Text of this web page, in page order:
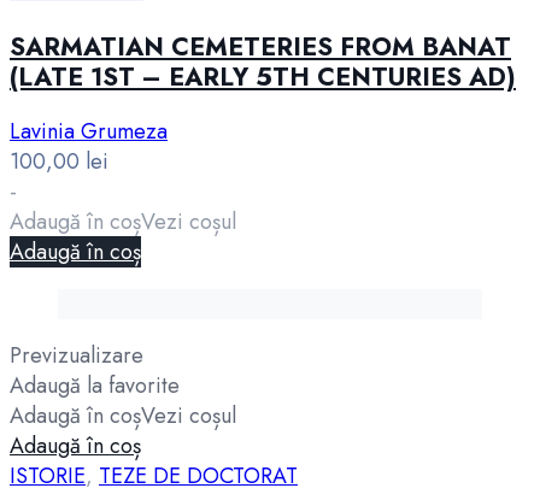
SARMATIAN CEMETERIES FROM BANAT
(LATE 1ST – EARLY 5TH CENTURIES AD)
Lavinia Grumeza
100,00 lei
-
Adaugă în coșVezi coșul
Adaugă în coș
Previzualizare
Adaugă la favorite
Adaugă în coșVezi coșul
Adaugă în coș
ISTORIE, TEZE DE DOCTORAT